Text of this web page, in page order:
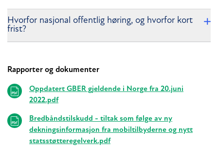
Hvorfor nasjonal offentlig høring, og hvorfor kort
frist?
Relaterte
Rapporter og dokumenter
Oppdatert GBER gjeldende i Norge fra 20.juni
2022.pdf
Bredbåndstilskudd - tiltak som følge av ny
dekningsinformasjon fra mobiltilbyderne og nytt
statsstøtteregelverk.pdf